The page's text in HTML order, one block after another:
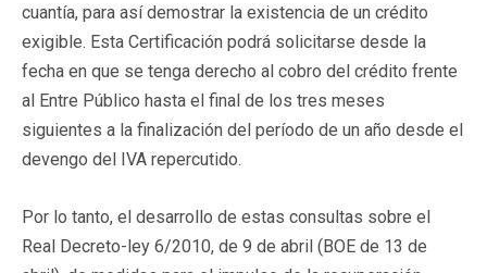
cuantía, para así demostrar la existencia de un crédito
exigible. Esta Certificación podrá solicitarse desde la
fecha en que se tenga derecho al cobro del crédito frente
al Entre Público hasta el final de los tres meses
siguientes a la finalización del período de un año desde el
devengo del IVA repercutido.
Por lo tanto, el desarrollo de estas consultas sobre el
Real Decreto-ley 6/2010, de 9 de abril (BOE de 13 de